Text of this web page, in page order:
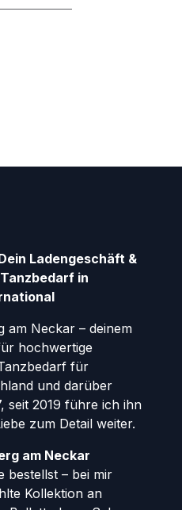
Ladengeschäft &
in
am Neckar – deinem
hochwertige
für
und darüber
seit 2019 führe ich ihn
zum Detail weiter.
am Neckar
bestellst – bei mir
Kollektion an